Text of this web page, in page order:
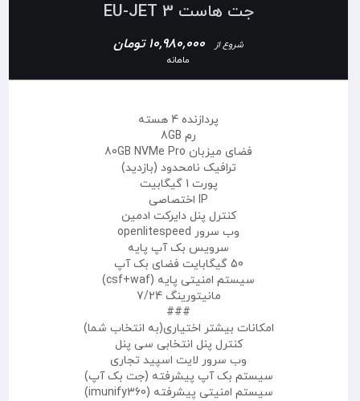
جت هاست EU-JET 3
شروع از 10,980,000 تومان
ماهانه
پردازنده 4 هسته
رم 8GB
فضای میزبان 80GB NVMe Pro
ترافیک نامحدود (بازدید)
پورت 1 گیگابیت
IP اختصاصی
کنترل پنل دایرکت ادمین
وب سرور openlitespeed
سرویس بک آپ پایه
50 گیگابایت فضای بک آپ
سیستم امنیتی پایه (csf+waf)
مانیتورینگ 7/24
###
امکانات بیشتر اختیاری(به انتخاب شما)
کنترل پنل انتخابی سی پنل
وب سرور لایت اسپید تجاری
سیستم بک آپ پیشرفته (جت بک آپ)
سیستم امنیتی پیشرفته (imunify360)